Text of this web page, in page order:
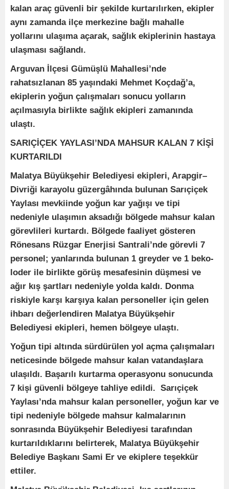
kalan araç güvenli bir şekilde kurtarılırken, ekipler
aynı zamanda ilçe merkezine bağlı mahalle
yollarını ulaşıma açarak, sağlık ekiplerinin hastaya
ulaşması sağlandı.
Arguvan İlçesi Gümüşlü Mahallesi’nde
rahatsızlanan 85 yaşındaki Mehmet Koçdağ’a,
ekiplerin yoğun çalışmaları sonucu yolların
açılmasıyla birlikte sağlık ekipleri zamanında
ulaştı.
SARIÇİÇEK YAYLASI’NDA MAHSUR KALAN 7 KİŞİ
KURTARILDI
Malatya Büyükşehir Belediyesi ekipleri, Arapgir–
Divriği karayolu güzergâhında bulunan Sarıçiçek
Yaylası mevkiinde yoğun kar yağışı ve tipi
nedeniyle ulaşımın aksadığı bölgede mahsur kalan
görevlileri kurtardı. Bölgede faaliyet gösteren
Rönesans Rüzgar Enerjisi Santrali’nde görevli 7
personel; yanlarında bulunan 1 greyder ve 1 beko-
loder ile birlikte görüş mesafesinin düşmesi ve
ağır kış şartları nedeniyle yolda kaldı. Donma
riskiyle karşı karşıya kalan personeller için gelen
ihbarı değerlendiren Malatya Büyükşehir
Belediyesi ekipleri, hemen bölgeye ulaştı.
Yoğun tipi altında sürdürülen yol açma çalışmaları
neticesinde bölgede mahsur kalan vatandaşlara
ulaşıldı. Başarılı kurtarma operasyonu sonucunda
7 kişi güvenli bölgeye tahliye edildi. Sarıçiçek
Yaylası’nda mahsur kalan personeller, yoğun kar ve
tipi nedeniyle bölgede mahsur kalmalarının
sonrasında Büyükşehir Belediyesi tarafından
kurtarıldıklarını belirterek, Malatya Büyükşehir
Belediye Başkanı Sami Er ve ekiplere teşekkür
ettiler.